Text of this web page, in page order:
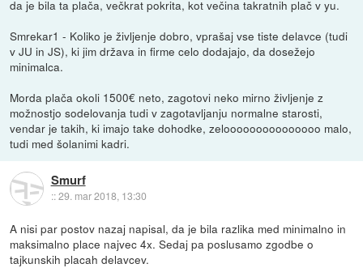
da je bila ta plača, večkrat pokrita, kot večina takratnih plač v yu.
Smrekar1 - Koliko je življenje dobro, vprašaj vse tiste delavce (tudi
v JU in JS), ki jim država in firme celo dodajajo, da dosežejo
minimalca.
Morda plača okoli 1500€ neto, zagotovi neko mirno življenje z
možnostjo sodelovanja tudi v zagotavljanju normalne starosti,
vendar je takih, ki imajo take dohodke, zelooooooooooooooo malo,
tudi med šolanimi kadri.
Smurf
::29. mar 2018, 13:30
A nisi par postov nazaj napisal, da je bila razlika med minimalno in
maksimalno place najvec 4x. Sedaj pa poslusamo zgodbe o
tajkunskih placah delavcev.